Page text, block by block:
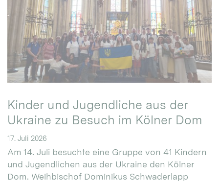
Kinder und Jugendliche aus der
Ukraine zu Besuch im Kölner Dom
17. Juli 2026
Am 14. Juli besuchte eine Gruppe von 41 Kindern
und Jugendlichen aus der Ukraine den Kölner
Dom. Weihbischof Dominikus Schwaderlapp